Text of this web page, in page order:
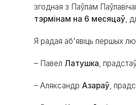
згодная з Паўлам
тэрмінам на 6 месяцаў ,
Я радая аб'явіць першых
– Павел Латушка,
– Аляксандр Азараў,